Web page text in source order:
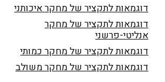
דוגמאות לתקציר של מחקר איכותני
דוגמאות לתקציר של מחקר
אנליטי-פרשני
דוגמאות לתקציר של מחקר כמותי
דוגמאות לתקציר של מחקר משולב